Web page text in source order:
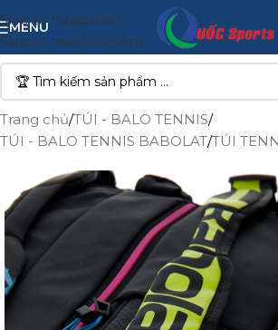
Skip to navigation
Skip to main content
MENU
Trang chủ/TÚI - BALO TENNIS/
TÚI - BALO TENNIS BABOLAT/TÚI